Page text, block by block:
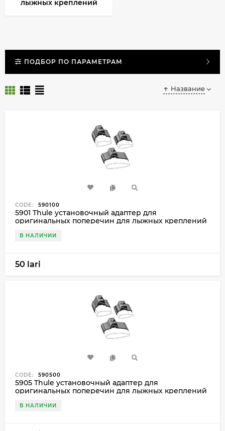
лыжных креплений
ПОДБОР ПО ПАРАМЕТРАМ
Название
CODE: 590100
5901 Thule установочный адаптер для
оригинальных поперечин для лыжных креплений
В НАЛИЧИИ
50 lari
CODE: 590500
5905 Thule установочный адаптер для
оригинальных поперечин для лыжных креплений
В НАЛИЧИИ